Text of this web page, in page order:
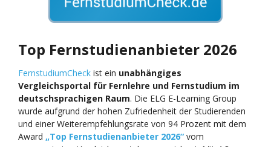
Top Fernstudienanbieter 2026
FernstudiumCheck ist ein unabhängiges
Vergleichsportal für Fernlehre und Fernstudium im
deutschsprachigen Raum. Die ELG E-Learning Group
wurde aufgrund der hohen Zufriedenheit der Studierenden
und einer Weiterempfehlungsrate von 94 Prozent mit dem
Award „Top Fernstudienanbieter 2026“ vom